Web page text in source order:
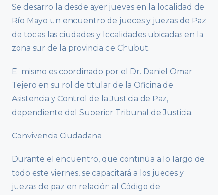
Se desarrolla desde ayer jueves en la localidad de
Río Mayo un encuentro de jueces y juezas de Paz
de todas las ciudades y localidades ubicadas en la
zona sur de la provincia de Chubut.
El mismo es coordinado por el Dr. Daniel Omar
Tejero en su rol de titular de la Oficina de
Asistencia y Control de la Justicia de Paz,
dependiente del Superior Tribunal de Justicia.
Convivencia Ciudadana
Durante el encuentro, que continúa a lo largo de
todo este viernes, se capacitará a los jueces y
juezas de paz en relación al Código de